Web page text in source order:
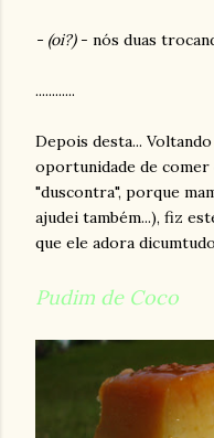
- (oi?)- nós duas
............
Depois desta...
oportunidade de
"duscontra", porque
ajudei também...), fiz
que ele adora
Pudim de Coco